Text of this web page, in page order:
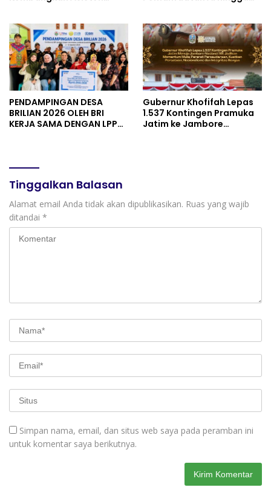
UMKM
PENDAMPINGAN DESA
BRILIAN 2026 OLEH BRI
KERJA SAMA DENGAN LPPM
Gubernur Khofifah Lepas
1.537 Kontingen Pramuka
Jatim ke Jambore
Tinggalkan Balasan
Alamat email Anda tidak akan dipublikasikan. Ruas yang wajib
ditandai *
Simpan nama, email, dan situs web saya pada peramban ini
untuk komentar saya berikutnya.